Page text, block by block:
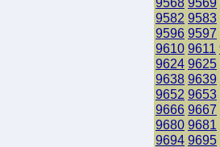
9582 9583
9596 9597
9610 9611
9624 9625
9638 9639
9652 9653
9666 9667
9680 9681
9694 9695